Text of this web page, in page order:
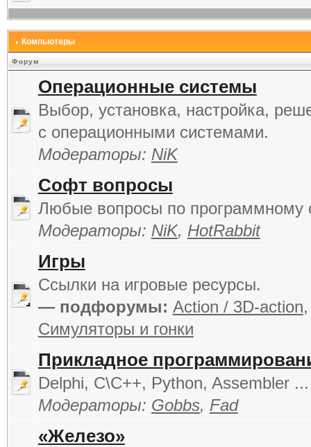
Компьютеры
Форум
Операционные системы
Выбор, установка, настройка,
с операционными системами.
Модераторы: NiK
Софт вопросы
Любые вопросы по программному
Модераторы: NiK, HotRabbit
Игры
Cсылки на игровые ресурсы.
— подфорумы: Action / 3D-action
Симуляторы и гонки
Прикладное
Delphi, C\C++, Python, Assembler ...
Модераторы: Gobbs, Fad
«Железо»